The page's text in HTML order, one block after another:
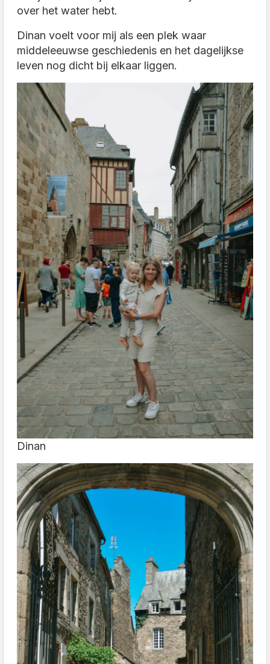
over het water hebt.
Dinan voelt voor mij als een plek waar
middeleeuwse geschiedenis en het dagelijkse
leven nog dicht bij elkaar liggen.
Dinan